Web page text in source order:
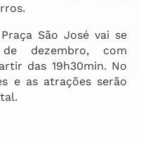
São José vai se
dezembro, com
das 19h30min. No
e as atrações serão